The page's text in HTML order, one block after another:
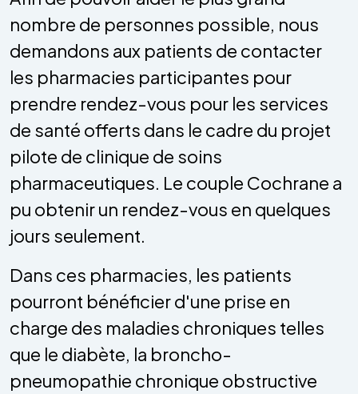
nombre de personnes possible, nous
demandons aux patients de contacter
les pharmacies participantes pour
prendre rendez-vous pour les services
de santé offerts dans le cadre du projet
pilote de clinique de soins
pharmaceutiques. Le couple Cochrane a
pu obtenir un rendez-vous en quelques
jours seulement.
Dans ces pharmacies, les patients
pourront bénéficier d'une prise en
charge des maladies chroniques telles
que le diabète, la broncho-
pneumopathie chronique obstructive